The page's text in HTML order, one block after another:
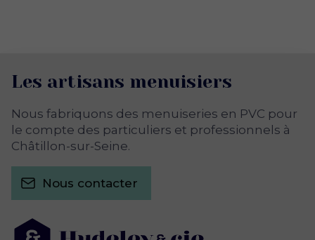
Les artisans menuisiers
Nous fabriquons des menuiseries en PVC pour
le compte des particuliers et professionnels à
Châtillon-sur-Seine.
Nous contacter